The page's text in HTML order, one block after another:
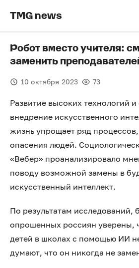
TMG news
Робот вместо учителя:
заменить
10 октября 2023 73
Развитие высоких технологий
внедрение искусственного
жизнь упрощает ряд
опасения людей.
«Вебер» проанализировало
поводу возможной замены в
искусственный интеллект.
По результатам исследований,
опрошенных россиян уверены,
детей в школах с помощью ИИ
думают, что он никогда не